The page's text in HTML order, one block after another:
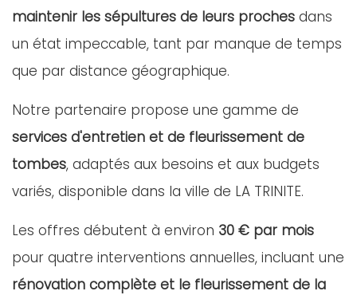
maintenir les sépultures de leurs proches dans
un état impeccable, tant par manque de temps
que par distance géographique.
Notre partenaire propose une gamme de
services d'entretien et de fleurissement de
tombes, adaptés aux besoins et aux budgets
variés, disponible dans la ville de LA TRINITE.
Les offres débutent à environ 30 € par mois
pour quatre interventions annuelles, incluant une
rénovation complète et le fleurissement de la